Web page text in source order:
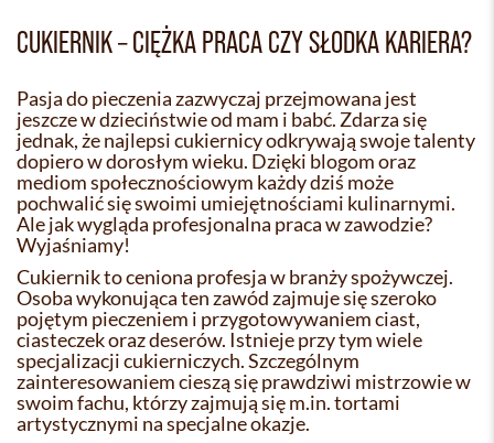
CUKIERNIK – CIĘŻKA PRACA CZY SŁODKA KARIERA?
Pasja do pieczenia zazwyczaj przejmowana jest
jeszcze w dzieciństwie od mam i babć. Zdarza się
jednak, że najlepsi cukiernicy odkrywają swoje talenty
dopiero w dorosłym wieku. Dzięki blogom oraz
mediom społecznościowym każdy dziś może
pochwalić się swoimi umiejętnościami kulinarnymi.
Ale jak wygląda profesjonalna praca w zawodzie?
Wyjaśniamy!
Cukiernik to ceniona profesja w branży spożywczej.
Osoba wykonująca ten zawód zajmuje się szeroko
pojętym pieczeniem i przygotowywaniem ciast,
ciasteczek oraz deserów. Istnieje przy tym wiele
specjalizacji cukierniczych. Szczególnym
zainteresowaniem cieszą się prawdziwi mistrzowie w
swoim fachu, którzy zajmują się m.in. tortami
artystycznymi na specjalne okazje.